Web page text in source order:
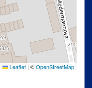
Leaflet | ©OpenStreetMap